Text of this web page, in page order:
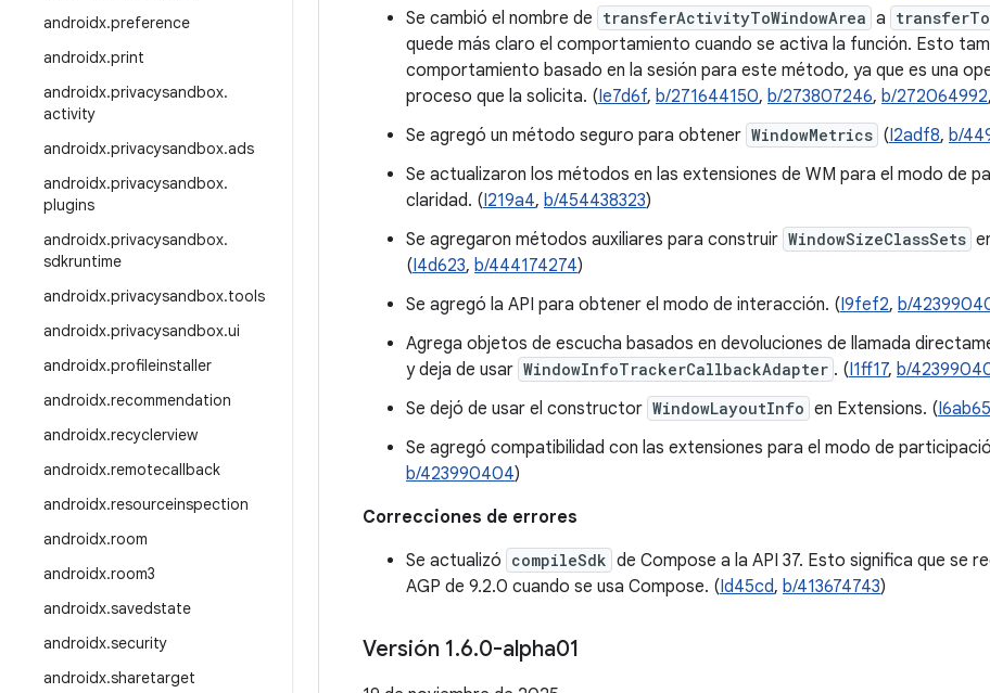
androidx.preference
androidx.print
androidx.privacysandbox.
activity
androidx.privacysandbox.ads
androidx.privacysandbox.
plugins
androidx.privacysandbox.
sdkruntime
androidx.privacysandbox.tools
androidx.privacysandbox.ui
androidx.profileinstaller
androidx.recommendation
androidx.recyclerview
androidx.remotecallback
androidx.resourceinspection
androidx.room
androidx.room3
androidx.savedstate
androidx.security
androidx.sharetarget
Se cambió el nombre de transferActivityToWindowArea a
quede más claro el comportamiento cuando se activa la función. Esto
comportamiento basado en la sesión para este método, ya que es una
proceso que la solicita. (Ie7d6f, b/271644150, b/273807246, b/272064992,
Se agregó un método seguro para obtener WindowMetrics (I2adf8, b/
Se actualizaron los métodos en las extensiones de WM para el modo de
claridad. (I219a4, b/454438323)
Se agregaron métodos auxiliares para construir WindowSizeClassSets
(I4d623, b/444174274)
Se agregó la API para obtener el modo de interacción. (I9fef2, b/
Agrega objetos de escucha basados en devoluciones de llamada
y deja de usar WindowInfoTrackerCallbackAdapter . (I1ff17, b/
Se dejó de usar el constructor WindowLayoutInfo en Extensions. (I6ab65
Se agregó compatibilidad con las extensiones para el modo de
b/423990404)
Correcciones de errores
Se actualizó compileSdk de Compose a la API 37. Esto significa que se
AGP de 9.2.0 cuando se usa Compose. (Id45cd, b/413674743)
Versión 1.6.0-alpha01